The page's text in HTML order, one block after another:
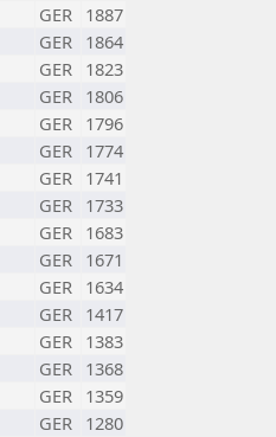
GER 1887
GER 1864
GER 1823
GER 1806
GER 1796
GER 1774
GER 1741
GER 1733
GER 1683
GER 1671
GER 1634
GER 1417
GER 1383
GER 1368
GER 1359
GER 1280